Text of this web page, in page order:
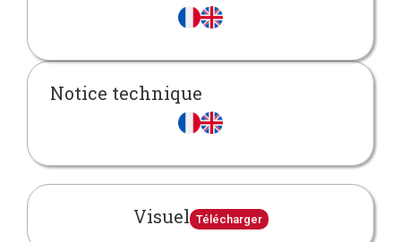
Notice technique
Visuel Télécharger